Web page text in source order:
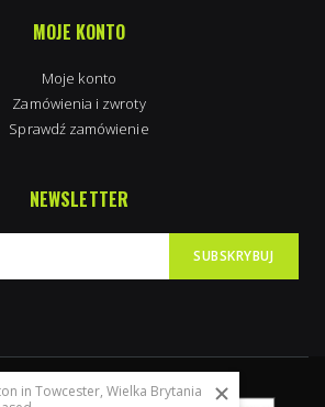
MOJE KONTO
Moje konto
Zamówienia i zwroty
Sprawdź zamówienie
NEWSLETTER
SUBSKRYBUJ
in Towcester, Wielka Brytania